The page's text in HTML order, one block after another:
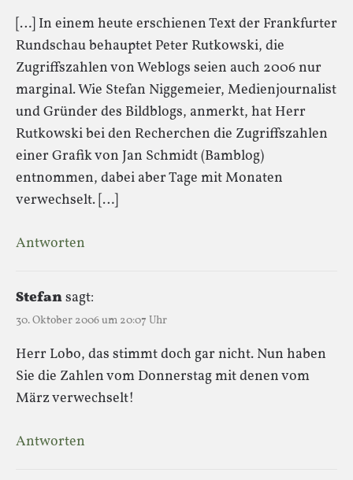
[…] In einem heute erschienen Text der Frankfurter
Rundschau behauptet Peter Rutkowski, die
Zugriffszahlen von Weblogs seien auch 2006 nur
marginal. Wie Stefan Niggemeier, Medienjournalist
und Gründer des Bildblogs, anmerkt, hat Herr
Rutkowski bei den Recherchen die Zugriffszahlen
einer Grafik von Jan Schmidt (Bamblog)
entnommen, dabei aber Tage mit Monaten
verwechselt. […]
Antworten
Stefansagt:
30. Oktober 2006 um 20:07 Uhr
Herr Lobo, das stimmt doch gar nicht. Nun haben
Sie die Zahlen vom Donnerstag mit denen vom
März verwechselt!
Antworten